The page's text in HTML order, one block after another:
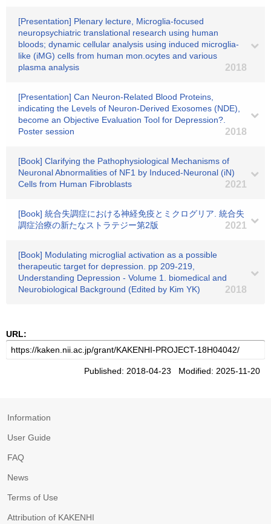
[Presentation] Plenary lecture, Microglia-focused
neuropsychiatric translational research using human
bloods; dynamic cellular analysis using induced microglia-
like (iMG) cells from human mon.ocytes and various
plasma analysis
2018
[Presentation] Can Neuron-Related Blood Proteins,
indicating the Levels of Neuron-Derived Exosomes (NDE),
become an Objective Evaluation Tool for Depression?.
Poster session
2018
[Book] Clarifying the Pathophysiological Mechanisms of
Neuronal Abnormalities of NF1 by Induced-Neuronal (iN)
Cells from Human Fibroblasts
2021
[Book] 統合失調症における神経免疫とミクログリア. 統合失
調症治療の新たなストラテジー第2版
2021
[Book] Modulating microglial activation as a possible
therapeutic target for depression. pp 209-219,
Understanding Depression - Volume 1. biomedical and
Neurobiological Background (Edited by Kim YK)
2018
URL:
Published: 2018-04-23 Modified: 2025-11-20
Information
User Guide
FAQ
News
Terms of Use
Attribution of KAKENHI